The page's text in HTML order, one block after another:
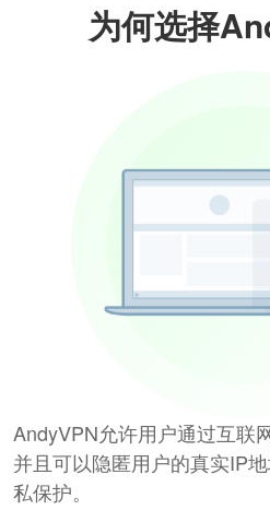
为何选择
AndyVPN允许用户通过互联
并且可以隐匿用户的真实IP
私保护。